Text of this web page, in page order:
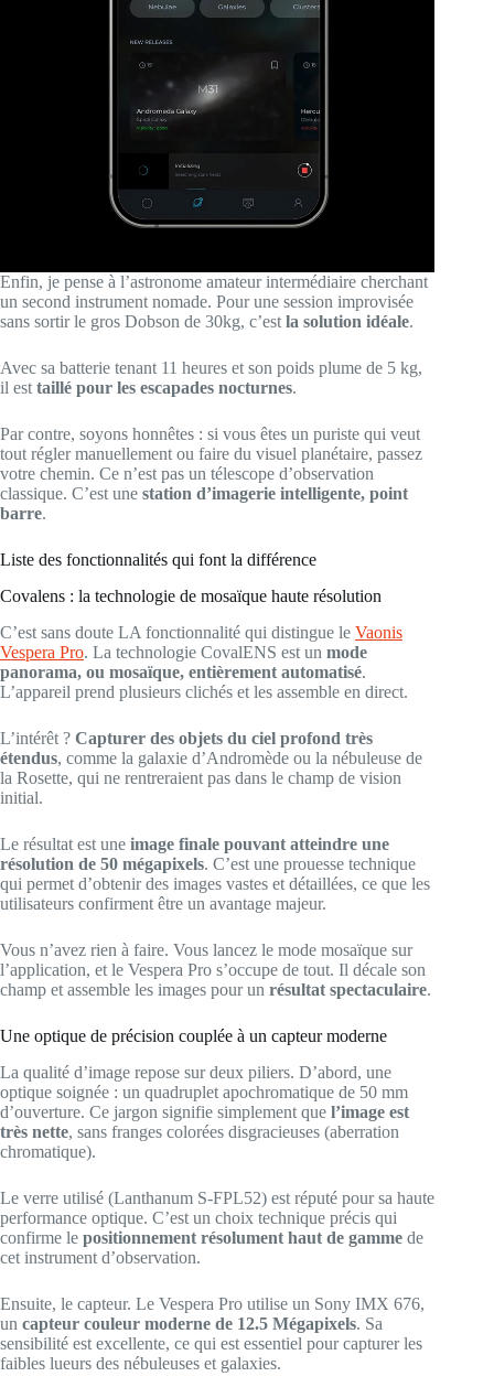
Enfin, je pense à l’astronome amateur intermédiaire cherchant
un second instrument nomade. Pour une session improvisée
sans sortir le gros Dobson de 30kg, c’est la solution idéale.
Avec sa batterie tenant 11 heures et son poids plume de 5 kg,
il est taillé pour les escapades nocturnes.
Par contre, soyons honnêtes : si vous êtes un puriste qui veut
tout régler manuellement ou faire du visuel planétaire, passez
votre chemin. Ce n’est pas un télescope d’observation
classique. C’est une station d’imagerie intelligente, point
barre.
Liste des fonctionnalités qui font la différence
Covalens : la technologie de mosaïque haute résolution
C’est sans doute LA fonctionnalité qui distingue le Vaonis
Vespera Pro. La technologie CovalENS est un mode
panorama, ou mosaïque, entièrement automatisé.
L’appareil prend plusieurs clichés et les assemble en direct.
L’intérêt ? Capturer des objets du ciel profond très
étendus, comme la galaxie d’Andromède ou la nébuleuse de
la Rosette, qui ne rentreraient pas dans le champ de vision
initial.
Le résultat est une image finale pouvant atteindre une
résolution de 50 mégapixels. C’est une prouesse technique
qui permet d’obtenir des images vastes et détaillées, ce que les
utilisateurs confirment être un avantage majeur.
Vous n’avez rien à faire. Vous lancez le mode mosaïque sur
l’application, et le Vespera Pro s’occupe de tout. Il décale son
champ et assemble les images pour un résultat spectaculaire.
Une optique de précision couplée à un capteur moderne
La qualité d’image repose sur deux piliers. D’abord, une
optique soignée : un quadruplet apochromatique de 50 mm
d’ouverture. Ce jargon signifie simplement que l’image est
très nette, sans franges colorées disgracieuses (aberration
chromatique).
Le verre utilisé (Lanthanum S-FPL52) est réputé pour sa haute
performance optique. C’est un choix technique précis qui
confirme le positionnement résolument haut de gamme de
cet instrument d’observation.
Ensuite, le capteur. Le Vespera Pro utilise un Sony IMX 676,
un capteur couleur moderne de 12.5 Mégapixels. Sa
sensibilité est excellente, ce qui est essentiel pour capturer les
faibles lueurs des nébuleuses et galaxies.